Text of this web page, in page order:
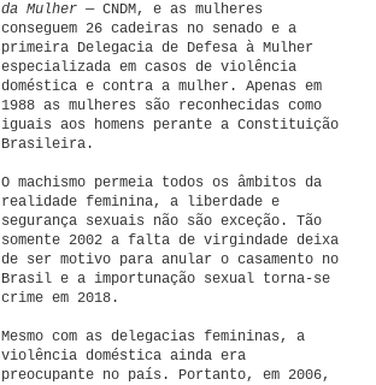
da Mulher — CNDM, e as mulheres
conseguem 26 cadeiras no senado e a
primeira Delegacia de Defesa à Mulher
especializada em casos de violência
doméstica e contra a mulher. Apenas em
1988 as mulheres são reconhecidas como
iguais aos homens perante a Constituição
Brasileira.
O machismo permeia todos os âmbitos da
realidade feminina, a liberdade e
segurança sexuais não são exceção. Tão
somente 2002 a falta de virgindade deixa
de ser motivo para anular o casamento no
Brasil e a importunação sexual torna-se
crime em 2018.
Mesmo com as delegacias femininas, a
violência doméstica ainda era
preocupante no país. Portanto, em 2006,